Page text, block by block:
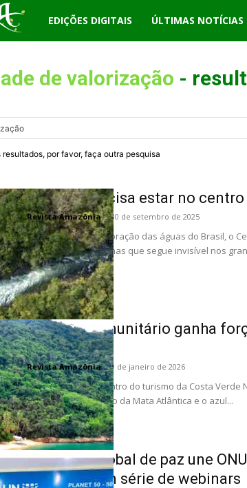
Revista
EDIÇÕES DIGITAIS ÚLTIMAS NOTÍCIAS
de valorização -
por favor, faça outra pesquisa
Cerrado precisa estar no centro
Revista Amazônia - 30 de setembro de 2025
Conhecido como o coração das águas do Brasil, o
importância global, mas que segue invisível nos
Turismo comunitário ganha
Rio
Revista Amazônia - 9 de janeiro de 2026
Comunidades no centro do turismo da Costa Verde
entre o verde intenso da Mata Atlântica e o azul...
Iniciativa global de paz une
africanas em série de webinars